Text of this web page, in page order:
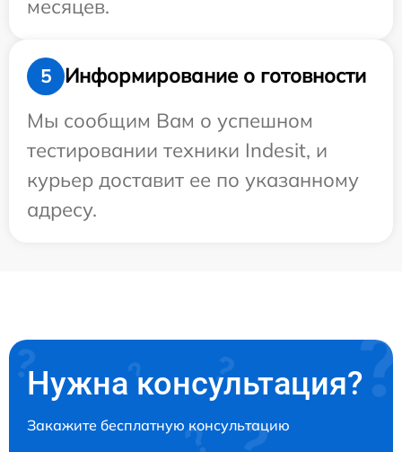
месяцев.
5
Информирование о готовности
Мы сообщим Вам о успешном
тестировании техники Indesit, и
курьер доставит ее по указанному
адресу.
Нужна консультация?
Закажите бесплатную консультацию